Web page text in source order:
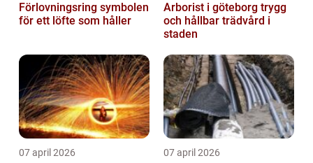
Förlovningsring symbolen
för ett löfte som håller
Arborist i göteborg trygg
och hållbar trädvård i
staden
07 april 2026 07 april 2026